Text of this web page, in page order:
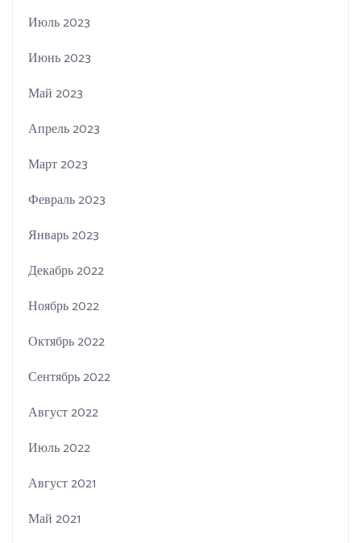
Июль 2023
Июнь 2023
Май 2023
Апрель 2023
Март 2023
Февраль 2023
Январь 2023
Декабрь 2022
Ноябрь 2022
Октябрь 2022
Сентябрь 2022
Август 2022
Июль 2022
Август 2021
Май 2021